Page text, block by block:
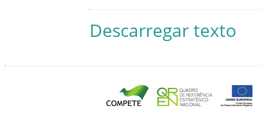
Descarregar texto